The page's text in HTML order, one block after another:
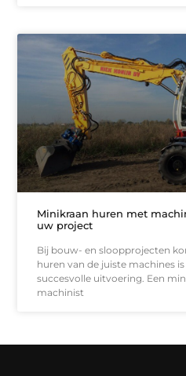
Minikraan huren met
uw project
Bij bouw- en sloopprojecten
huren van de juiste machines
succesvolle uitvoering. Een
machinist